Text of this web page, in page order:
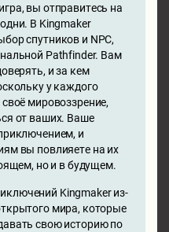
вы отправитесь на
В Kingmaker
спутников и NPC,
Pathfinder. Вам
и за кем
у каждого
мировоззрение,
от ваших. Ваше
и
вы повлияете на их
но и в будущем.
Kingmaker из-
мира, которые
свою историю по